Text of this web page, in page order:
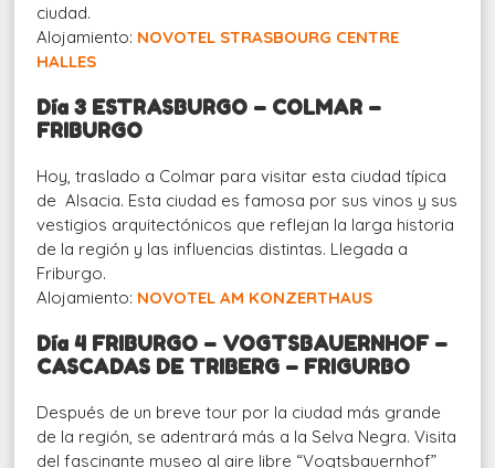
ciudad.
Alojamiento: NOVOTEL STRASBOURG CENTRE
HALLES
Día 3 ESTRASBURGO – COLMAR –
FRIBURGO
Hoy, traslado a Colmar para visitar esta ciudad típica
de Alsacia. Esta ciudad es famosa por sus vinos y sus
vestigios arquitectónicos que reflejan la larga historia
de la región y las influencias distintas. Llegada a
Friburgo.
Alojamiento: NOVOTEL AM KONZERTHAUS
Día 4 FRIBURGO – VOGTSBAUERNHOF –
CASCADAS DE TRIBERG – FRIGURBO
Después de un breve tour por la ciudad más grande
de la región, se adentrará más a la Selva Negra. Visita
del fascinante museo al aire libre “Vogtsbauernhof”